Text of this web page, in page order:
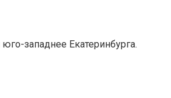
западнее Екатеринбурга.